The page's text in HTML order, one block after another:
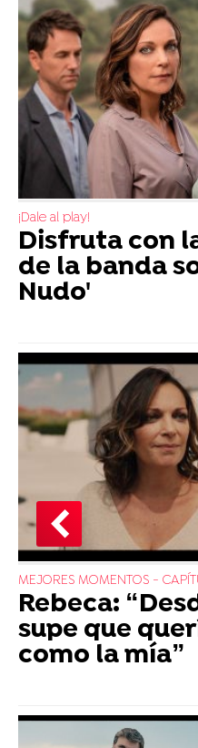
¡Dale al play!
Disfruta con
de la banda
Nudo'
MEJORES MOMENTOS -
Rebeca:
supe que
como la mía”